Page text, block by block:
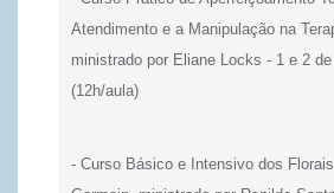
Atendimento e a Manipulação na
ministrado por Eliane Locks - 1 e 2
(12h/aula)
- Curso Básico e Intensivo dos